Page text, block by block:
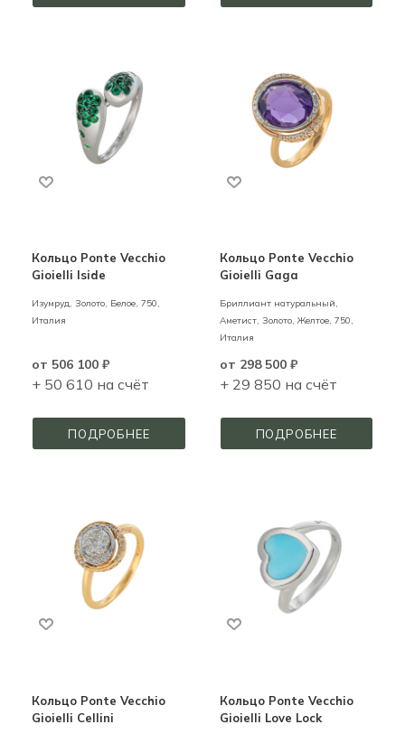
Кольцо Ponte Vecchio
Gioielli Iside
Изумруд, Золото, Белое, 750,
Италия
от 506 100 ₽
+ 50 610 на счёт
ПОДРОБНЕЕ
Кольцо Ponte Vecchio
Gioielli Gaga
Бриллиант натуральный,
Аметист, Золото,Желтое, 750,
Италия
от 298 500 ₽
+ 29 850 на счёт
ПОДРОБНЕЕ
Кольцо Ponte Vecchio
Gioielli Cellini
Кольцо Ponte Vecchio
Gioielli Love Lock